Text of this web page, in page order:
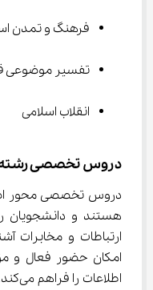
فرهنگ و تمدن
تفسیر موضوعی
انقلاب اسلامی
دروس تخصصی رشته
امکان حضور فعال و
اطلاعات را فراهم می‌کند.